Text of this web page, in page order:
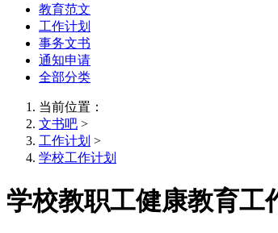
教育范文
工作计划
事务文书
通知申请
全部分类
当前位置：
文书吧 >
工作计划 >
学校工作计划
学校教职工健康教育工